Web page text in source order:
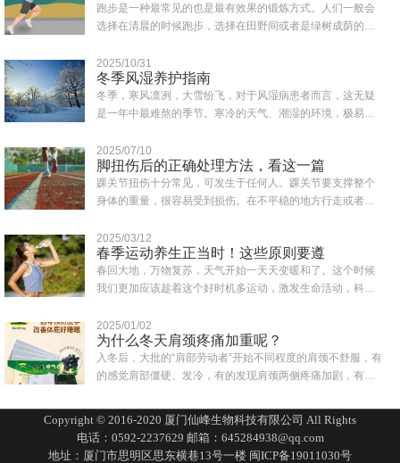
跑步是一种最常见的也是最有效果的锻炼方式。人们一般会
选择在清晨的时候跑步，选择在田野间或者是绿树成荫的地
2025/10/31
冬季风湿养护指南
冬季，寒风凛冽，大雪纷飞，对于风湿病患者而言，这无疑
是一年中最难熬的季节。寒冷的天气、潮湿的环境，极易诱
2025/07/10
脚扭伤后的正确处理方法，看这一篇
踝关节扭伤十分常见，可发生于任何人。踝关节要支撑整个
身体的重量，很容易受到损伤。在不平稳的地方行走或者鞋
2025/03/12
春季运动养生正当时！这些原则要遵
春回大地，万物复苏，天气开始一天天变暖和了。这个时候
我们更加应该趁着这个好时机多运动，激发生命活动，科学
2025/01/02
为什么冬天肩颈疼痛加重呢？
入冬后，大批的“肩部劳动者”开始不同程度的肩颈不舒服，有
的感觉肩部僵硬、发冷，有的发现肩颈两侧疼痛加剧，有的
Copyright © 2016-2020 厦门仙峰生物科技有限公司 All Rights
电话：0592-2237629 邮箱：645284938@qq.com
地址：厦门市思明区思东横巷13号一楼 闽ICP备19011030号